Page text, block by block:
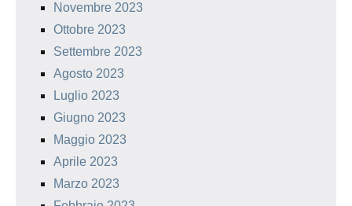
Novembre 2023
Ottobre 2023
Settembre 2023
Agosto 2023
Luglio 2023
Giugno 2023
Maggio 2023
Aprile 2023
Marzo 2023